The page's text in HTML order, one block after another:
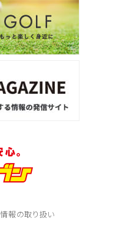
報の取り扱い